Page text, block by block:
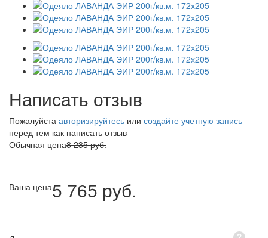
Написать отзыв
Пожалуйста авторизируйтесь или создайте учетную запись
перед тем как написать отзыв
Обычная цена8 235 руб.
Ваша цена5 765 руб.